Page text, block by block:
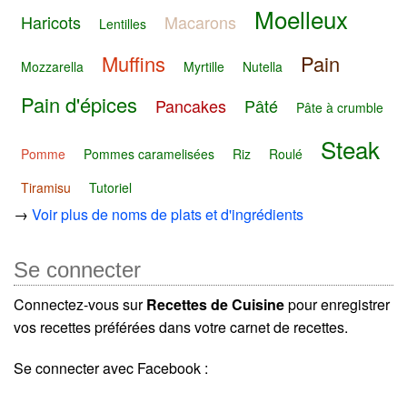
Haricots
Lentilles Macarons Moelleux
Mozzarella Muffins Myrtille Nutella
Pain
Pain d'épices
Pancakes Pâté Pâte à crumble
Pomme Pommes caramelisées Riz Roulé Steak
Tiramisu Tutoriel
→ Voir plus de noms de plats et d'ingrédients
Se connecter
Connectez-vous surRecettes de Cuisinepour enregistrer
vos recettes préférées dans votre carnet de recettes.
Se connecter avec Facebook :